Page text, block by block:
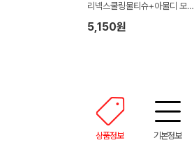
리넥스쿨링물티슈+아물디 모기
약 물파스+아쿠아쿨토시)
5,150원
상품정보 기본정보